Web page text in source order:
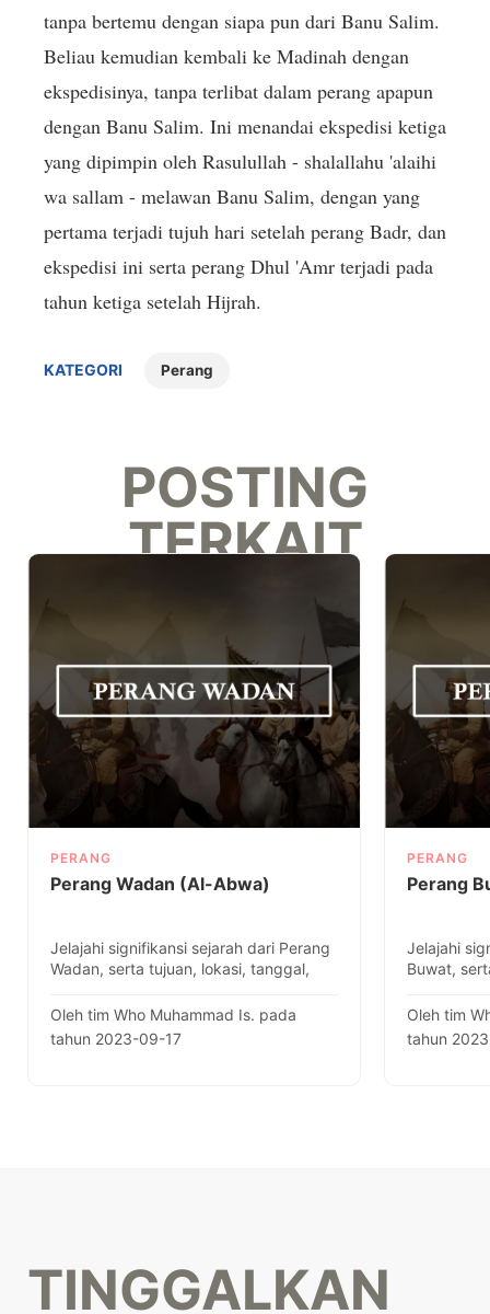
tanpa bertemu dengan siapa pun dari Banu Salim.
Beliau kemudian kembali ke Madinah dengan
ekspedisinya, tanpa terlibat dalam perang apapun
dengan Banu Salim. Ini menandai ekspedisi ketiga
yang dipimpin oleh Rasulullah - shalallahu 'alaihi
wa sallam - melawan Banu Salim, dengan yang
pertama terjadi tujuh hari setelah perang Badr, dan
ekspedisi ini serta perang Dhul 'Amr terjadi pada
tahun ketiga setelah Hijrah.
KATEGORI Perang
POSTING
TERKAIT
PERANG
Perang Wadan (Al-Abwa)
Jelajahi signifikansi sejarah dari Perang
Wadan, serta tujuan, lokasi, tanggal,
Oleh tim Who Muhammad Is. pada
tahun 2023-09-17
PERANG
Perang
Jelajahi
Buwat,
Oleh tim
tahun
TINGGALKAN